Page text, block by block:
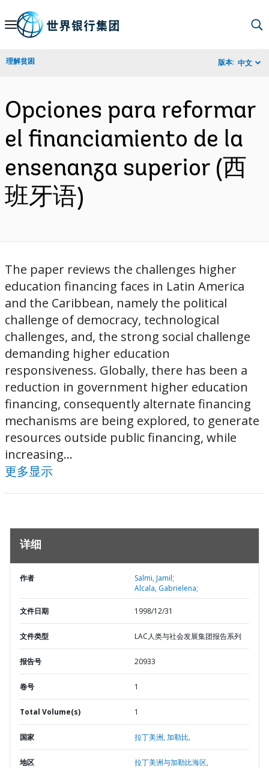
Skip
Navigation
理解贫困 版本: 中文
Opciones para reformar
el financiamiento de la
ensenanza superior (西
班牙语)
The paper reviews the challenges higher
education financing faces in Latin America
and the Caribbean, namely the political
challenge of democracy, technological
challenges, and, the strong social challenge
demanding higher education
responsiveness. Globally, there has been a
reduction in government higher education
financing, consequently alternate financing
mechanisms are being explored, to generate
resources outside public financing, while
increasing...
更多显示
详细
作者
Salmi, Jamil;
Alcala, Gabrielena;
文件日期 1998/12/31
文件类型 LAC人类与社会发展集团报告系列
报告号 20933
卷号 1
Total Volume(s) 1
国家 拉丁美洲,加勒比,
地区 拉丁美洲与加勒比海区,